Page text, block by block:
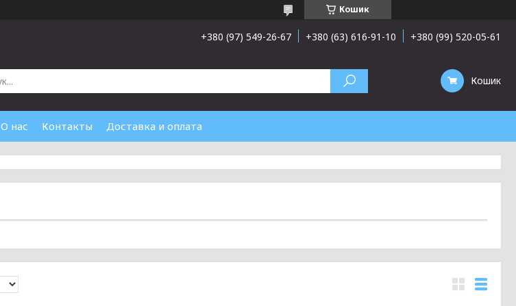
Кошик
+380 (97) 549-26-67 +380 (63) 616-91-10 +380 (99) 520-05-61
Кошик
О нас Контакты Доставка и оплата